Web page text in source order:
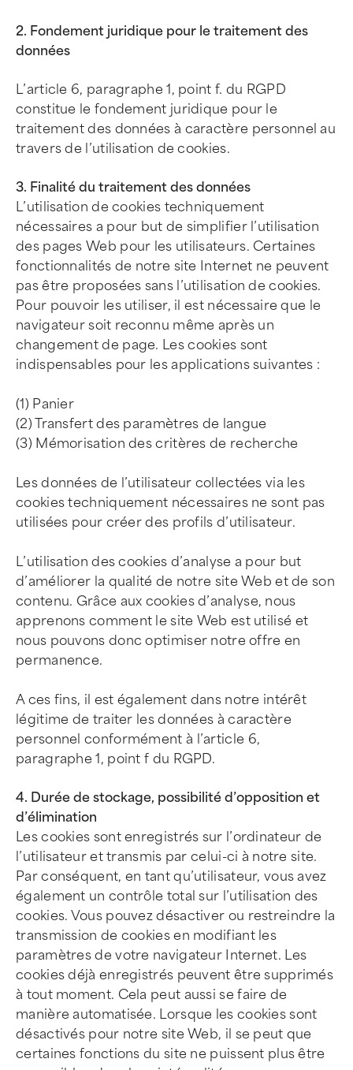
2. Fondement juridique pour le traitement des
données
L’article 6, paragraphe 1, point f. du RGPD
constitue le fondement juridique pour le
traitement des données à caractère personnel au
travers de l’utilisation de cookies.
3. Finalité du traitement des données
L’utilisation de cookies techniquement
nécessaires a pour but de simplifier l’utilisation
des pages Web pour les utilisateurs. Certaines
fonctionnalités de notre site Internet ne peuvent
pas être proposées sans l’utilisation de cookies.
Pour pouvoir les utiliser, il est nécessaire que le
navigateur soit reconnu même après un
changement de page. Les cookies sont
indispensables pour les applications suivantes :
(1) Panier
(2) Transfert des paramètres de langue
(3) Mémorisation des critères de recherche
Les données de l’utilisateur collectées via les
cookies techniquement nécessaires ne sont pas
utilisées pour créer des profils d’utilisateur.
L’utilisation des cookies d’analyse a pour but
d’améliorer la qualité de notre site Web et de son
contenu. Grâce aux cookies d’analyse, nous
apprenons comment le site Web est utilisé et
nous pouvons donc optimiser notre offre en
permanence.
A ces fins, il est également dans notre intérêt
légitime de traiter les données à caractère
personnel conformément à l’article 6,
paragraphe 1, point f du RGPD.
4. Durée de stockage, possibilité d’opposition et
d’élimination
Les cookies sont enregistrés sur l’ordinateur de
l’utilisateur et transmis par celui-ci à notre site.
Par conséquent, en tant qu’utilisateur, vous avez
également un contrôle total sur l’utilisation des
cookies. Vous pouvez désactiver ou restreindre la
transmission de cookies en modifiant les
paramètres de votre navigateur Internet. Les
cookies déjà enregistrés peuvent être supprimés
à tout moment. Cela peut aussi se faire de
manière automatisée. Lorsque les cookies sont
désactivés pour notre site Web, il se peut que
certaines fonctions du site ne puissent plus être